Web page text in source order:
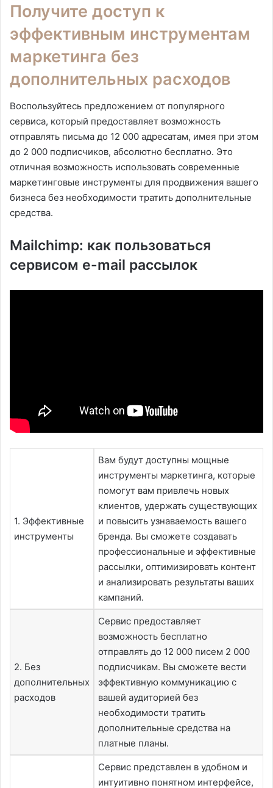
Получите доступ к
эффективным инструментам
маркетинга без
дополнительных расходов
Воспользуйтесь предложением от популярного
сервиса, который предоставляет возможность
отправлять письма до 12 000 адресатам, имея при этом
до 2 000 подписчиков, абсолютно бесплатно. Это
отличная возможность использовать современные
маркетинговые инструменты для продвижения вашего
бизнеса без необходимости тратить дополнительные
средства.
Mailchimp: как пользоваться
сервисом e-mail рассылок
1. Эффективные
инструменты
Вам будут доступны мощные
инструменты маркетинга, которые
помогут вам привлечь новых
клиентов, удержать существующих
и повысить узнаваемость вашего
бренда. Вы сможете создавать
профессиональные и эффективные
рассылки, оптимизировать контент
и анализировать результаты ваших
кампаний.
2. Без
дополнительных
расходов
Сервис предоставляет
возможность бесплатно
отправлять до 12 000 писем 2 000
подписчикам. Вы сможете вести
эффективную коммуникацию с
вашей аудиторией без
необходимости тратить
дополнительные средства на
платные планы.
Сервис представлен в удобном и
интуитивно понятном интерфейсе,